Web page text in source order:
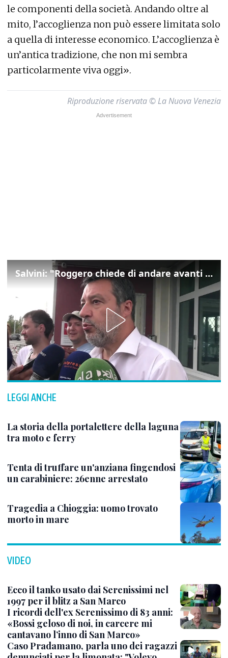
le componenti della società. Andando oltre al
mito, l’accoglienza non può essere limitata solo
a quella di interesse economico. L’accoglienza è
un’antica tradizione, che non mi sembra
particolarmente viva oggi».
Riproduzione riservata © La Nuova Venezia
Salvini: "Roggero chiede di andare avanti su norma anti-risarcimenti"
LEGGI ANCHE
La storia della portalettere della laguna
tra moto e ferry
Tenta di truffare un'anziana fingendosi
un carabiniere: 26enne arrestato
Tragedia a Chioggia: uomo trovato
morto in mare
VIDEO
Ecco il tanko usato dai Serenissimi nel
1997 per il blitz a San Marco
I ricordi dell'ex Serenissimo di 83 anni:
«Bossi geloso di noi, in carcere mi
cantavano l’inno di San Marco»
Caso Pradamano, parla uno dei ragazzi